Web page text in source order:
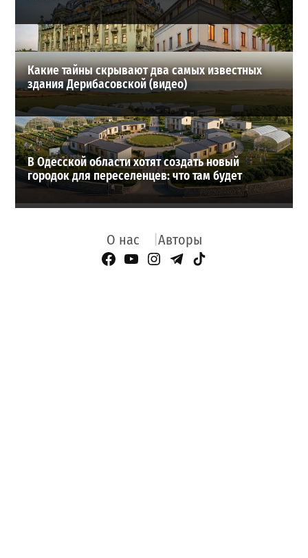
Какие тайны скрывают два самых известных
здания Дерибасовской (видео)
В Одесской области хотят создать новый
городок для переселенцев: что там будет
О нас Авторы
Facebook Page
YouTube
Instagram
Telegram
TikTok